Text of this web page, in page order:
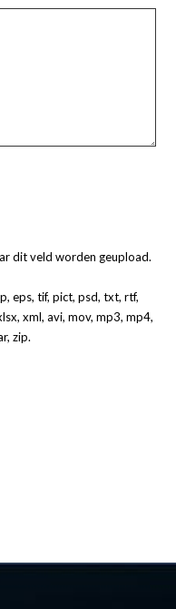
dit veld worden geupload.
eps, tif, pict, psd, txt, rtf,
xml, avi, mov, mp3, mp4,
zip.